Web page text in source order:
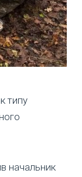
типу
начальник